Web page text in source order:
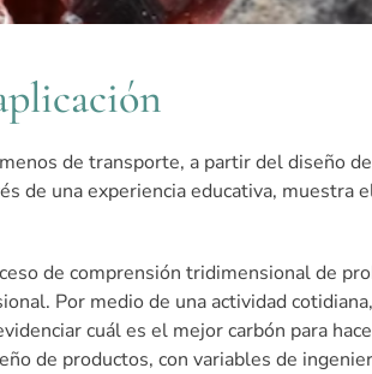
de transporte, a partir del diseño
de una experiencia educativa, muestra
de comprensión tridimensional de
Por medio de una actividad
cuál es el mejor carbón para
de productos, con variables de